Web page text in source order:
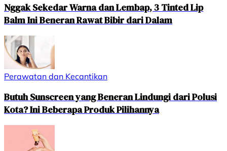
Nggak Sekedar Warna dan Lembap, 3 Tinted Lip
Balm Ini Beneran Rawat Bibir dari Dalam
Perawatan dan Kecantikan
Butuh Sunscreen yang Beneran Lindungi dari Polusi
Kota? Ini Beberapa Produk Pilihannya